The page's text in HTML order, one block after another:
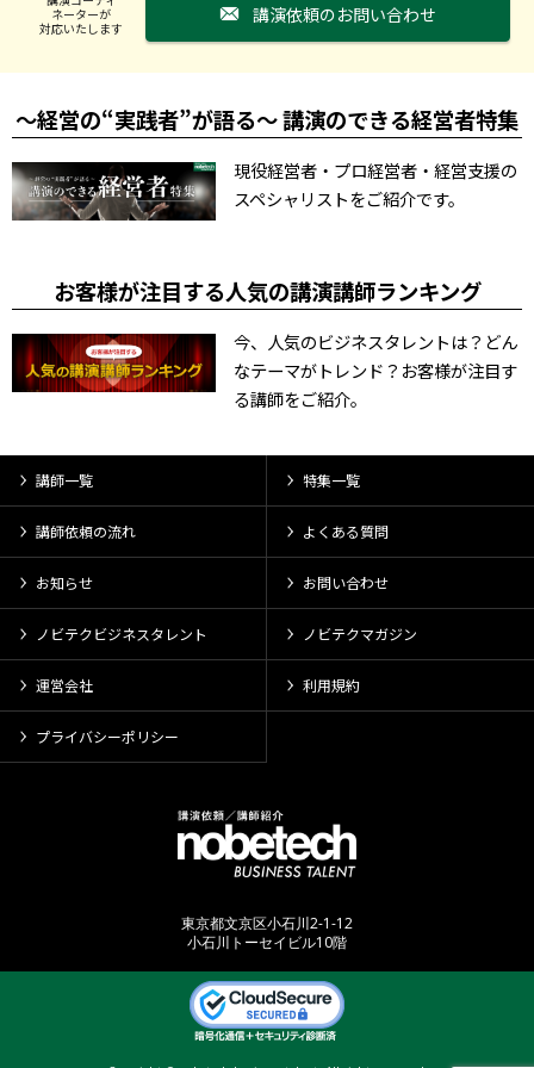
ネーターが
対応いたします
講演依頼のお問い合わせ
～経営の“実践者”が語る～ 講演のできる経営者特集
現役経営者・プロ経営者・経営支援の
スペシャリストをご紹介です。
お客様が注目する人気の講演講師ランキング
今、人気のビジネスタレントは？どん
なテーマがトレンド？お客様が注目す
る講師をご紹介。
講師一覧 特集一覧
講師依頼の流れ よくある質問
お知らせ お問い合わせ
ノビテクビジネスタレント ノビテクマガジン
運営会社 利用規約
プライバシーポリシー
東京都文京区小石川2-1-12
小石川トーセイビル10階